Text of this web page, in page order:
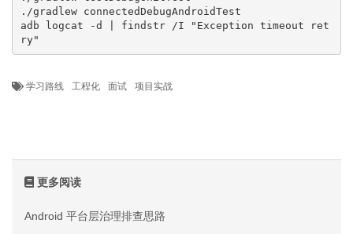
./gradlew connectedDebugAndroidTest
adb logcat -d | findstr /I "Exception timeout ret
ry"
学习路线 工程化 面试 项目实战
更多阅读
Android 平台层治理排查思路